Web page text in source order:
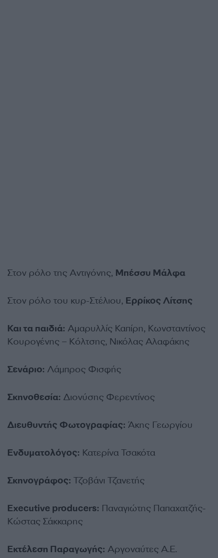
Στον ρόλο της Αντιγόνης, Μπέσσυ Μάλφα
Στον ρόλο του κυρ-Στέλιου, Ερρίκος Λίτσης
Και τα παιδιά: Αμαρυλλίς Καπίρη, Κωνσταντίνος
Κουρογένης – Κόλτσης, Νικόλας Αλαφάκης
Σενάριο: Λάμπρος Φισφής
Σκηνοθεσία: Διονύσης Φερεντίνος
Διευθυντής Φωτογραφίας: Άκης Γεωργίου
Ενδυματολόγος: Κατερίνα Τσακότα
Σκηνογράφος: Τζoβάνι Τζανετής
Executive producers: Παναγιώτης Παπαχατζής-
Κώστας Σάκκαρης
Εκτέλεση Παραγωγής: Αργοναύτες Α.E.